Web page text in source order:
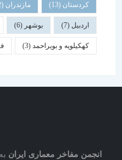
کردستان(13) مازندران(12)
بوشهر
کهکیلویه و بویراحمد(3) فارس
مفاخر معماری ایرانبه همت